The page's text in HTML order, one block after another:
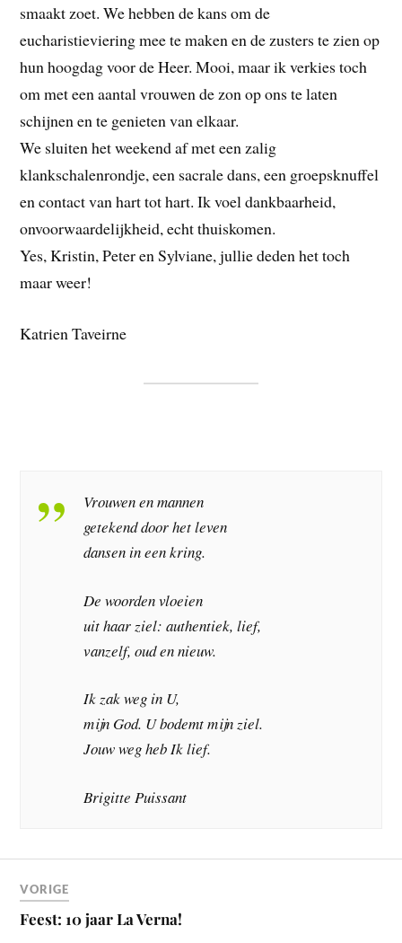
smaakt zoet. We hebben de kans om de
eucharistieviering mee te maken en de zusters te zien op
hun hoogdag voor de Heer. Mooi, maar ik verkies toch
om met een aantal vrouwen de zon op ons te laten
schijnen en te genieten van elkaar.
We sluiten het weekend af met een zalig
klankschalenrondje, een sacrale dans, een groepsknuffel
en contact van hart tot hart. Ik voel dankbaarheid,
onvoorwaardelijkheid, echt thuiskomen.
Yes, Kristin, Peter en Sylviane, jullie deden het toch
maar weer!
Katrien Taveirne
Vrouwen en mannen
getekend door het leven
dansen in een kring.
De woorden vloeien
uit haar ziel: authentiek, lief,
vanzelf, oud en nieuw.
Ik zak weg in U,
mijn God. U bodemt mijn ziel.
Jouw weg heb Ik lief.
Brigitte Puissant
VORIGE
Feest: 10 jaar La Verna!